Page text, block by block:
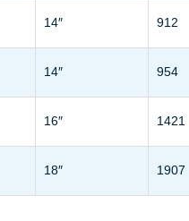
14″ 912
14″ 954
16″ 1421
18″ 1907